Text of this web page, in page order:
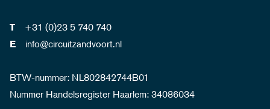
T +31 (0)23 5 740 740
E info@circuitzandvoort.nl
BTW-nummer: NL802842744B01
Nummer Handelsregister Haarlem: 34086034